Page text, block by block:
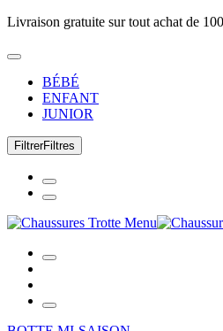
Livraison gratuite sur tout achat de
BÉBÉ
ENFANT
JUNIOR
FiltrerFiltres